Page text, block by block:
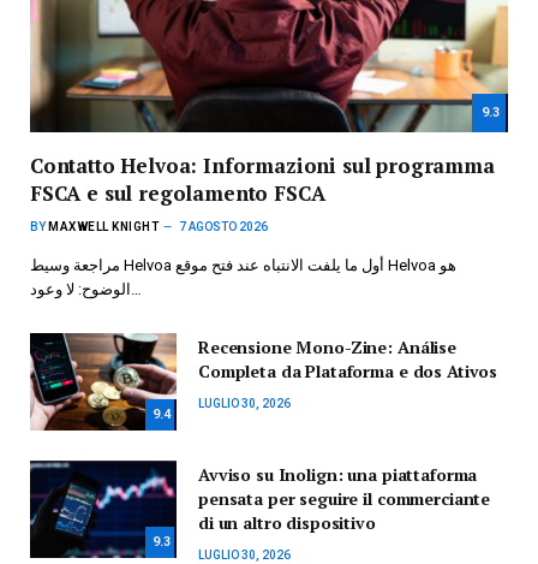
9.3
Contatto Helvoa: Informazioni sul programma
FSCA e sul regolamento FSCA
BY MAXWELL KNIGHT 7 AGOSTO 2026
مراجعة وسيط Helvoa أول ما يلفت الانتباه عند فتح موقع Helvoa هو
9.4
Recensione Mono-Zine: Análise
Completa da Plataforma e dos Ativos
LUGLIO 30, 2026
9.3
Avviso su Inolign: una piattaforma
pensata per seguire il commerciante
di un altro dispositivo
LUGLIO 30, 2026